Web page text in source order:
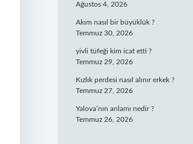
Ağustos 4, 2026
Akım nasıl bir büyüklük ?
Temmuz 30, 2026
yivli tüfeği kim icat etti ?
Temmuz 29, 2026
Kızlık perdesi nasıl alınır erkek ?
Temmuz 27, 2026
Yalova’nın anlamı nedir ?
Temmuz 26, 2026